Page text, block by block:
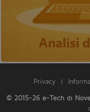
Privacy |
© 2015-26 e-Tech di